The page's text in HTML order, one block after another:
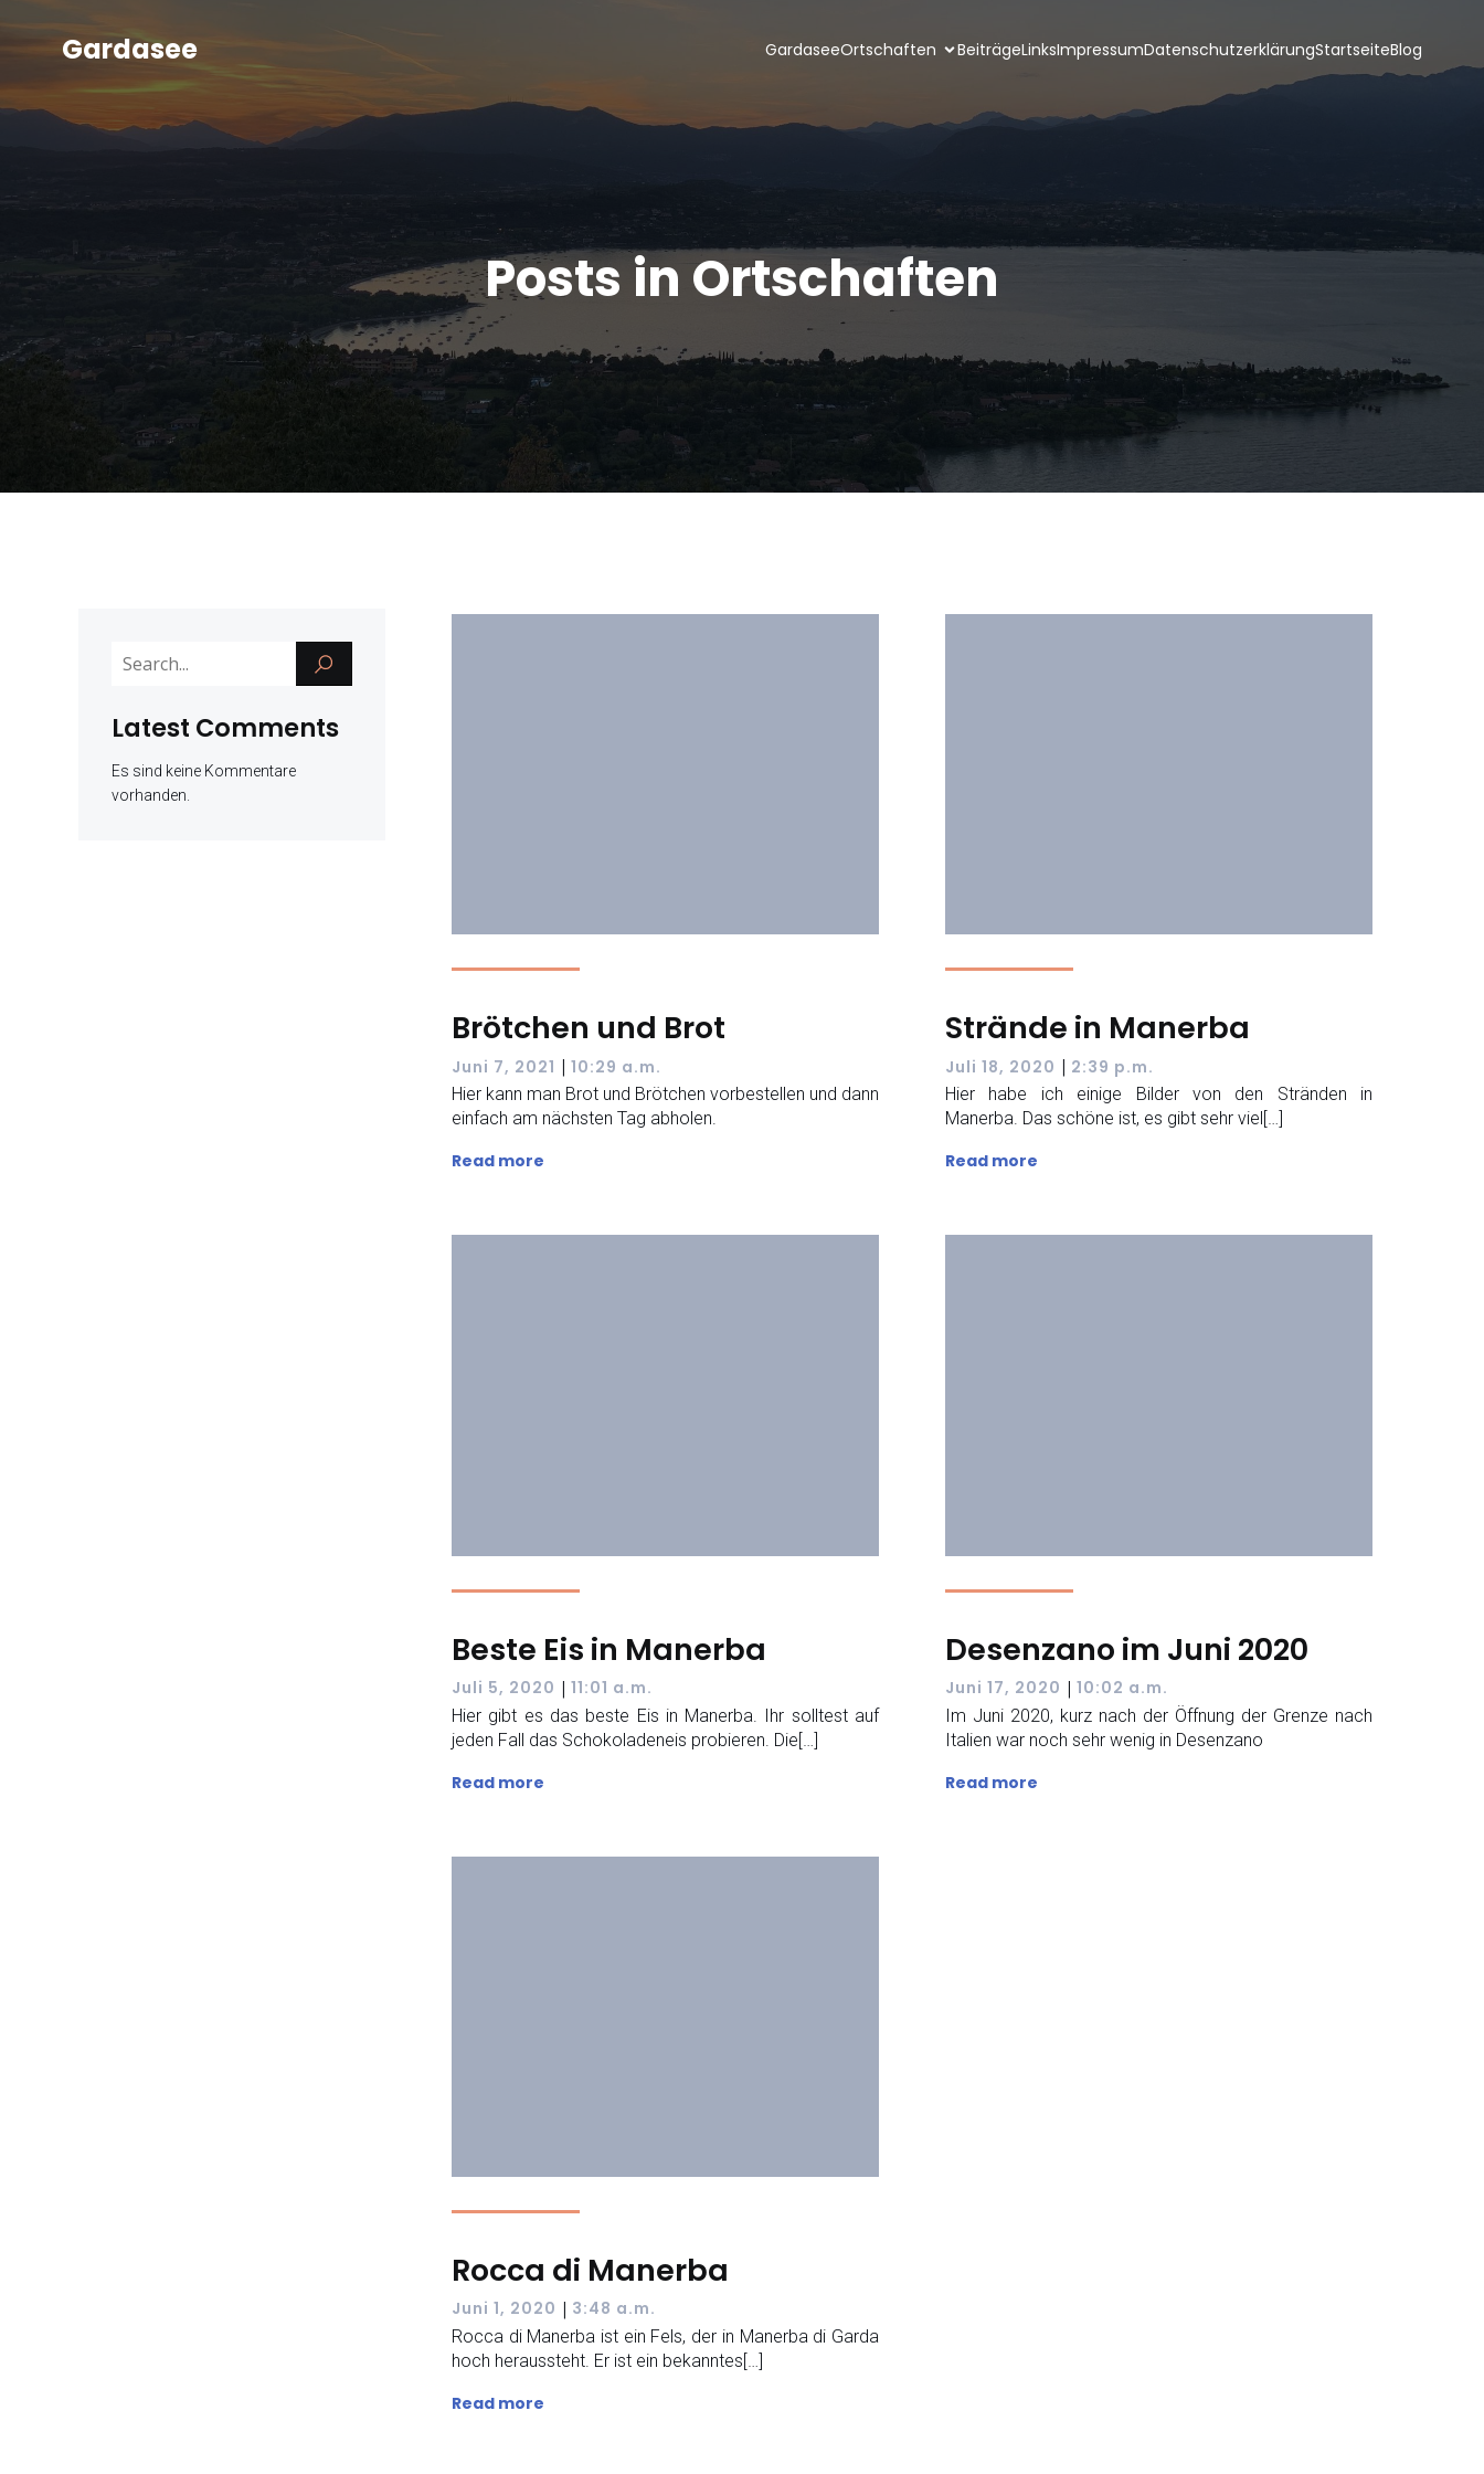
Gardasee GardaseeOrtschaften BeiträgeLinksImpressumDatenschutzerklärungStartseiteBlog
Posts in Ortschaften
Latest Comments
Es sind keine Kommentare
vorhanden.
Brötchen und Brot
Juni 7, 2021 | 10:29 a.m.
Hier kann man Brot und Brötchen vorbestellen und dann
einfach am nächsten Tag abholen.
Read more
Strände in Manerba
Juli 18, 2020 | 2:39 p.m.
Hier habe ich einige Bilder von den Stränden in
Manerba. Das schöne ist, es gibt sehr viel[…]
Read more
Beste Eis in Manerba
Juli 5, 2020 | 11:01 a.m.
Hier gibt es das beste Eis in Manerba. Ihr solltest auf
jeden Fall das Schokoladeneis probieren. Die[…]
Read more
Desenzano im Juni 2020
Juni 17, 2020 | 10:02 a.m.
Im Juni 2020, kurz nach der Öffnung der Grenze nach
Italien war noch sehr wenig in Desenzano
Read more
Rocca di Manerba
Juni 1, 2020 | 3:48 a.m.
Rocca di Manerba ist ein Fels, der in Manerba di Garda
hoch heraussteht. Er ist ein bekanntes[…]
Read more